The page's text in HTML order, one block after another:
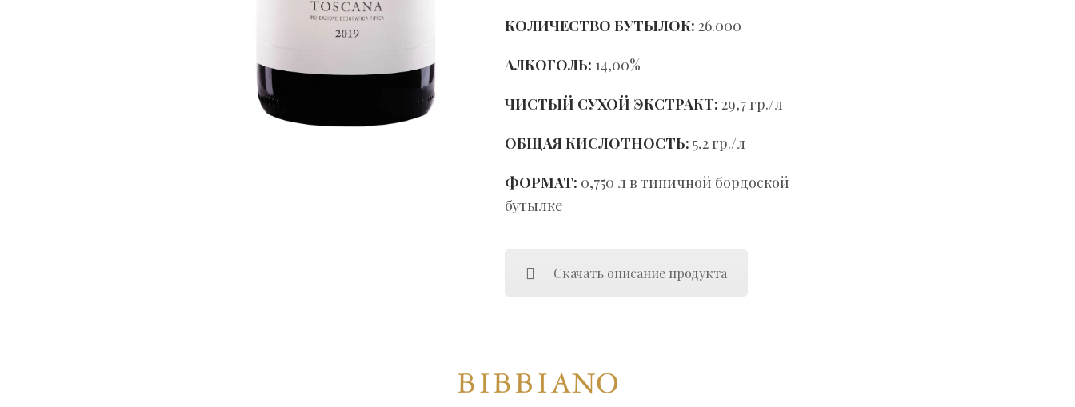
КОЛИЧЕСТВО БУТЫЛОК: 26.000
АЛКОГОЛЬ: 14,00%
ЧИСТЫЙ СУХОЙ ЭКСТРАКТ: 29,7 гр./л
ОБЩАЯ КИСЛОТНОСТЬ: 5,2 гр./л
ФОРМАТ: 0,750 л в типичной бордоской
бутылке
Скачать oписание продукта